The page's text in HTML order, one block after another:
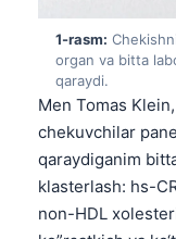
1-rasm:
organ va bitta
qaraydi.
Men Tomas
chekuvchilar
qaraydiganim
klasterlash: hs-
non-HDL